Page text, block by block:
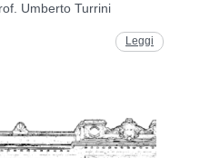
Umberto Turrini
Leggi